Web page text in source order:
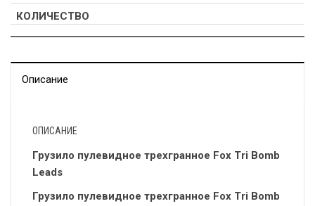
Описание
ОПИСАНИЕ
Грузило пулевидное трехгранное Fox Tri Bomb
Leads
Грузило пулевидное трехгранное Fox Tri Bomb